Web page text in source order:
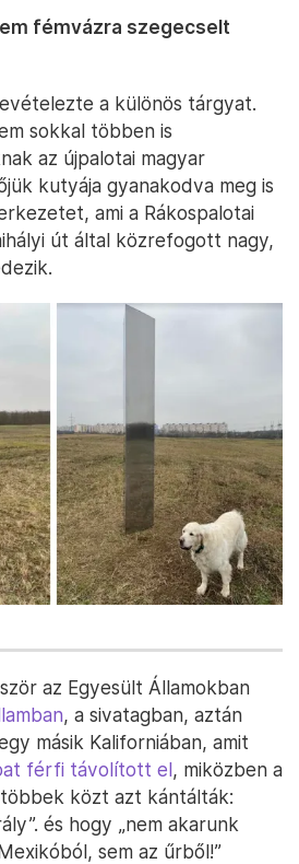
fémvázra szegecselt
a különös tárgyat.
sokkal többen is
az újpalotai magyar
kutyája gyanakodva meg is
ami a Rákospalotai
út által közrefogott nagy,
az Egyesült Államokban
, a sivatagban, aztán
másik Kaliforniában, amit
férfi távolított el, miközben a
közt azt kántálták:
és hogy „nem akarunk
sem az űrből!”